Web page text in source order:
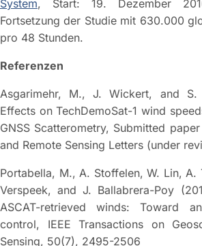
System, Start: 19. Dezember
Fortsetzung der Studie mit 630.000
pro 48 Stunden.
Referenzen
Asgarimehr, M., J. Wickert, and S.
Effects on TechDemoSat-1 wind
GNSS Scatterometry, Submitted
and Remote Sensing Letters (under
Portabella, M., A. Stoffelen, W. Lin, A.
Verspeek, and J. Ballabrera-Poy
ASCAT-retrieved winds: Toward
control, IEEE Transactions on
Sensing, 50(7), 2495-2506